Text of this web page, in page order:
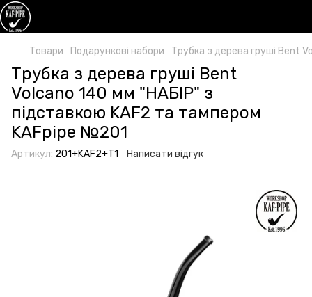
Товари Подарункові набори Трубка з дерева груші Bent
Трубка з дерева груші Bent
Volcano 140 мм "НАБІР" з
підставкою KAF2 та тампером
KAFpipe №201
Артикул: 201+KAF2+T1 Написати відгук